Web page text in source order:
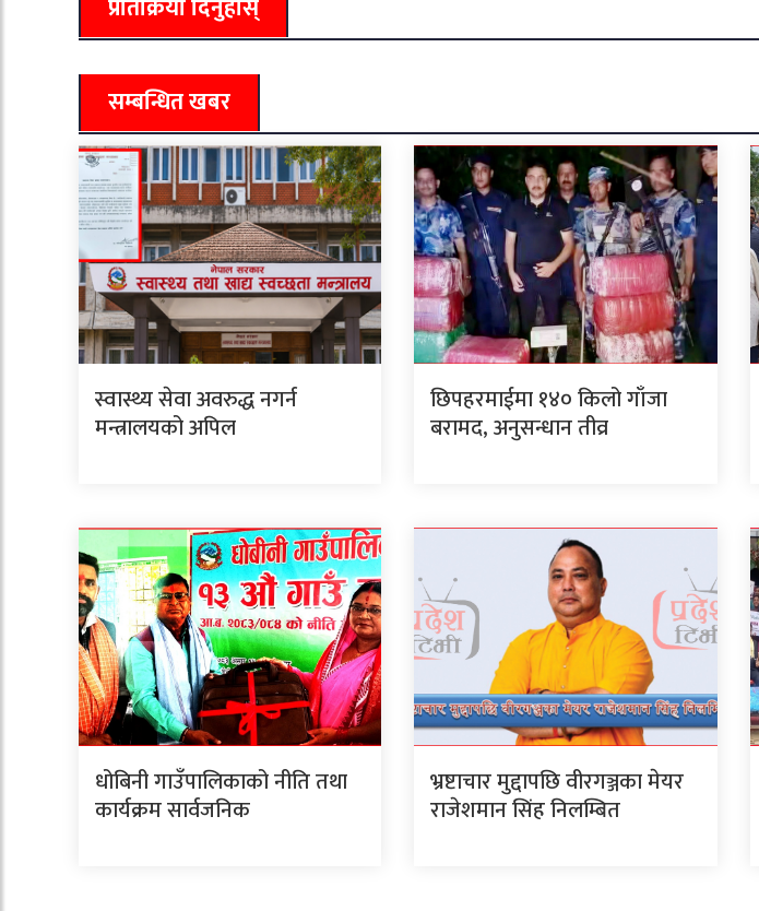
प्रतिक्रिया दिनुहोस्
सम्बन्धित खबर
स्वास्थ्य सेवा अवरुद्ध नगर्न
मन्त्रालयको अपिल
छिपहरमाईमा १४० किलो गाँजा
बरामद, अनुसन्धान तीव्र
धोबिनी गाउँपालिकाको नीति तथा
कार्यक्रम सार्वजनिक
भ्रष्टाचार मुद्दापछि वीरगञ्जका मेयर
राजेशमान सिंह निलम्बित